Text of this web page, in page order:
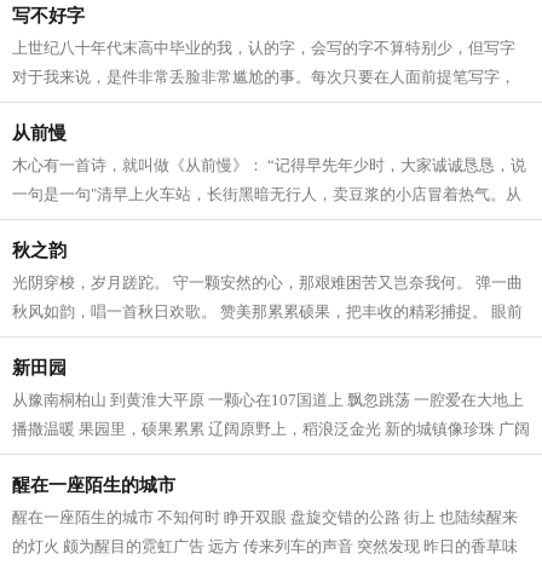
写不好字
上世纪八十年代末高中毕业的我，认的字，会写的字不算特别少，但写字
对于我来说，是件非常丢脸非常尴尬的事。每次只要在人面前提笔写字，
我就会心发慌手发抖，感觉一笔在手，...
从前慢
木心有一首诗，就叫做《从前慢》： “记得早先年少时，大家诚诚恳恳，说
一句是一句"清早上火车站，长街黑暗无行人，卖豆浆的小店冒着热气。从
前的日色变得慢，车、马、邮件都...
秋之韵
光阴穿梭，岁月蹉跎。 守一颗安然的心，那艰难困苦又岂奈我何。 弹一曲
秋风如韵，唱一首秋日欢歌。 赞美那累累硕果，把丰收的精彩捕捉。 眼前
的一切超越了传说。 麦浪是悠扬的...
新田园
从豫南桐柏山 到黄淮大平原 一颗心在107国道上 飘忽跳荡 一腔爱在大地上
播撒温暖 果园里，硕果累累 辽阔原野上，稻浪泛金光 新的城镇像珍珠 广阔
的新农村 一幅幅崭新的画卷 一片...
醒在一座陌生的城市
醒在一座陌生的城市 不知何时 睁开双眼 盘旋交错的公路 街上 也陆续醒来
的灯火 颇为醒目的霓虹广告 远方 传来列车的声音 突然发现 昨日的香草味